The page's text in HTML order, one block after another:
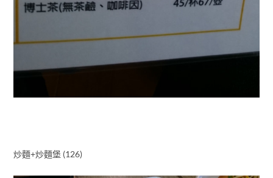
炒麵+炒麵堡 (126)